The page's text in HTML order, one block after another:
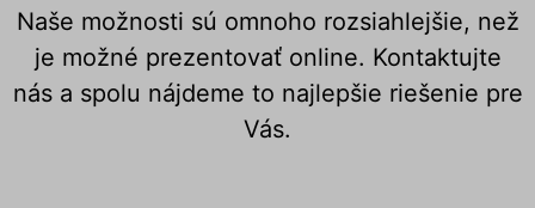
Naše možnosti sú omnoho rozsiahlejšie, než
je možné prezentovať online. Kontaktujte
nás a spolu nájdeme to najlepšie riešenie pre
Vás.